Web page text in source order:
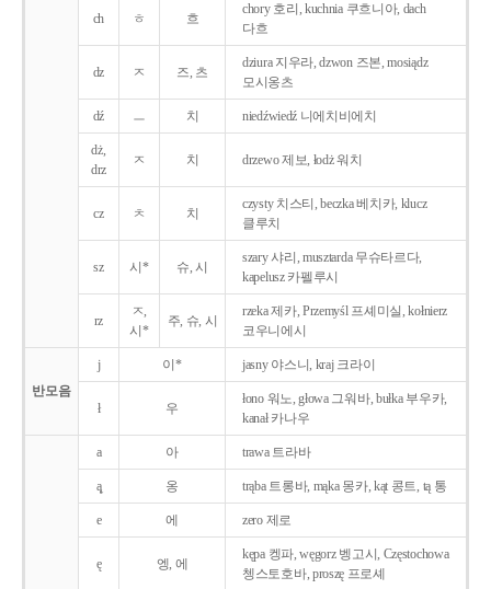
ch ㅎ 흐
chory 호리, kuchnia 쿠흐니아, dach
다흐
dz ㅈ 즈, 츠
dziura 지우라, dzwon 즈본, mosiądz
모시옹츠
dź ㅡ 치 niedźwiedź 니에치비에치
dż,
drz
ㅈ 치 drzewo 제보, łodż 워치
cz ㅊ 치
czysty 치스티, beczka 베치카, klucz
클루치
sz 시* 슈, 시
szary 샤리, musztarda 무슈타르다,
kapelusz 카펠루시
rz
ㅈ,
시*
주, 슈, 시
rzeka 제카, Przemyśl 프셰미실, kołnierz
코우니에시
반모음
j 이* jasny 야스니, kraj 크라이
ł 우
łono 워노, głowa 그워바, bułka 부우카,
kanał 카나우
a 아 trawa 트라바
ą̨ 옹 trąba 트롱바, mąka 몽카, kąt 콩트, tą 통
e 에 zero 제로
ę 엥, 에
kępa 켕파, węgorz 벵고시, Częstochowa
쳉스토호바, proszę 프로셰